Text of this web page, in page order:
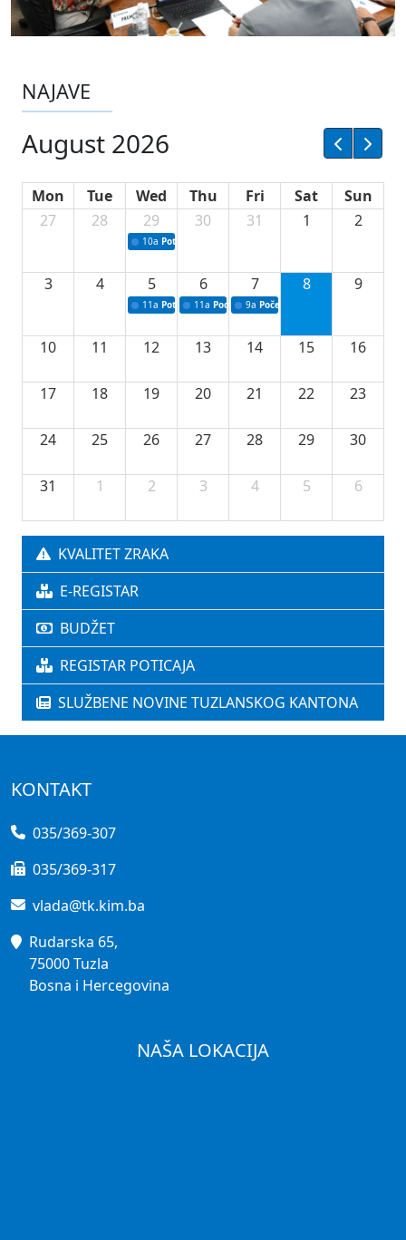
NAJAVE
August 2026
Mon Tue Wed Thu Fri Sat
Sun
27
28 29
10a Potpisivanje ugovora sa neprofitnim
30 31 1 2
3 4 5
11a Potpisivanje ugovora o stipendijama za
6
11a Podrška razvoju vodne infrastrukture u
7
9a Početak izgradnje nove
8 9
10 11 12 13 14 15 16
17 18 19 20 21 22 23
24 25 26 27 28 29 30
31 1 2 3 4 5 6
KVALITET ZRAKA
E-REGISTAR
BUDŽET
REGISTAR POTICAJA
SLUŽBENE NOVINE TUZLANSKOG KANTONA
KONTAKT
035/369-307
035/369-317
vlada@tk.kim.ba
Rudarska 65,
75000 Tuzla
Bosna i Hercegovina
NAŠA LOKACIJA